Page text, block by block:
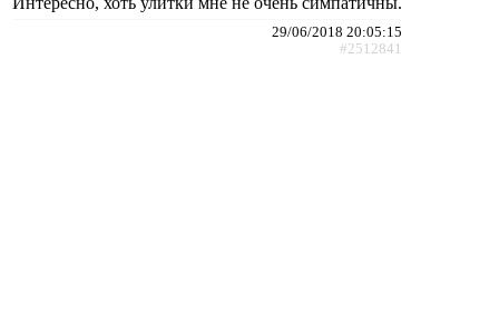
29/06/2018 20:05:15
#2512841